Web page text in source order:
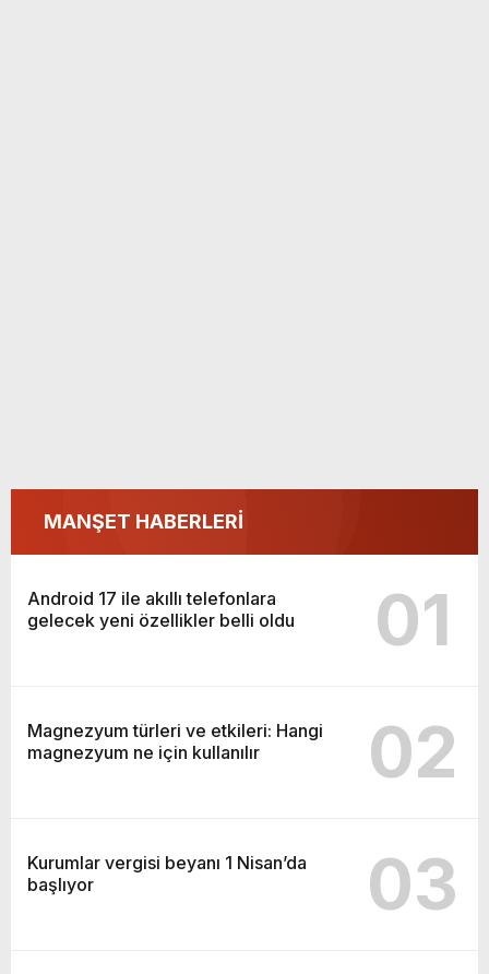
MANŞET HABERLERİ
Android 17 ile akıllı telefonlara
gelecek yeni özellikler belli oldu
01
Magnezyum türleri ve etkileri: Hangi
magnezyum ne için kullanılır
02
Kurumlar vergisi beyanı 1 Nisan’da
başlıyor
03